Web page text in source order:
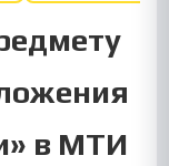
в МТИ